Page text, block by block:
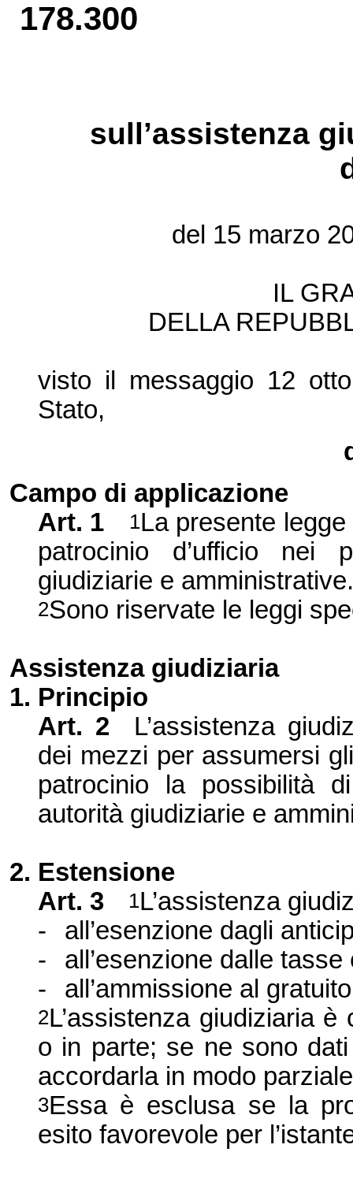
178.300
sull’assistenza
del 15 marzo
IL
DELLA
visto il messaggio 12
Stato,
Campo di applicazione
Art. 1
1La presente
patrocinio d’ufficio nei
giudiziarie e amministrative.
2Sono riservate le leggi
Assistenza giudiziaria
1. Principio
Art. 2
L’assistenza
dei mezzi per assumersi
patrocinio la possibilità
autorità giudiziarie e
2. Estensione
Art. 3
1L’assistenza
-
all’esenzione dagli
-
all’esenzione dalle
-
all’ammissione al
2L’assistenza giudiziaria
o in parte; se ne sono
accordarla in modo
3Essa è esclusa se la
esito favorevole per